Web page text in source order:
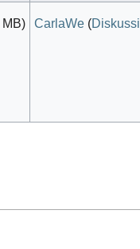
MB) CarlaWe (